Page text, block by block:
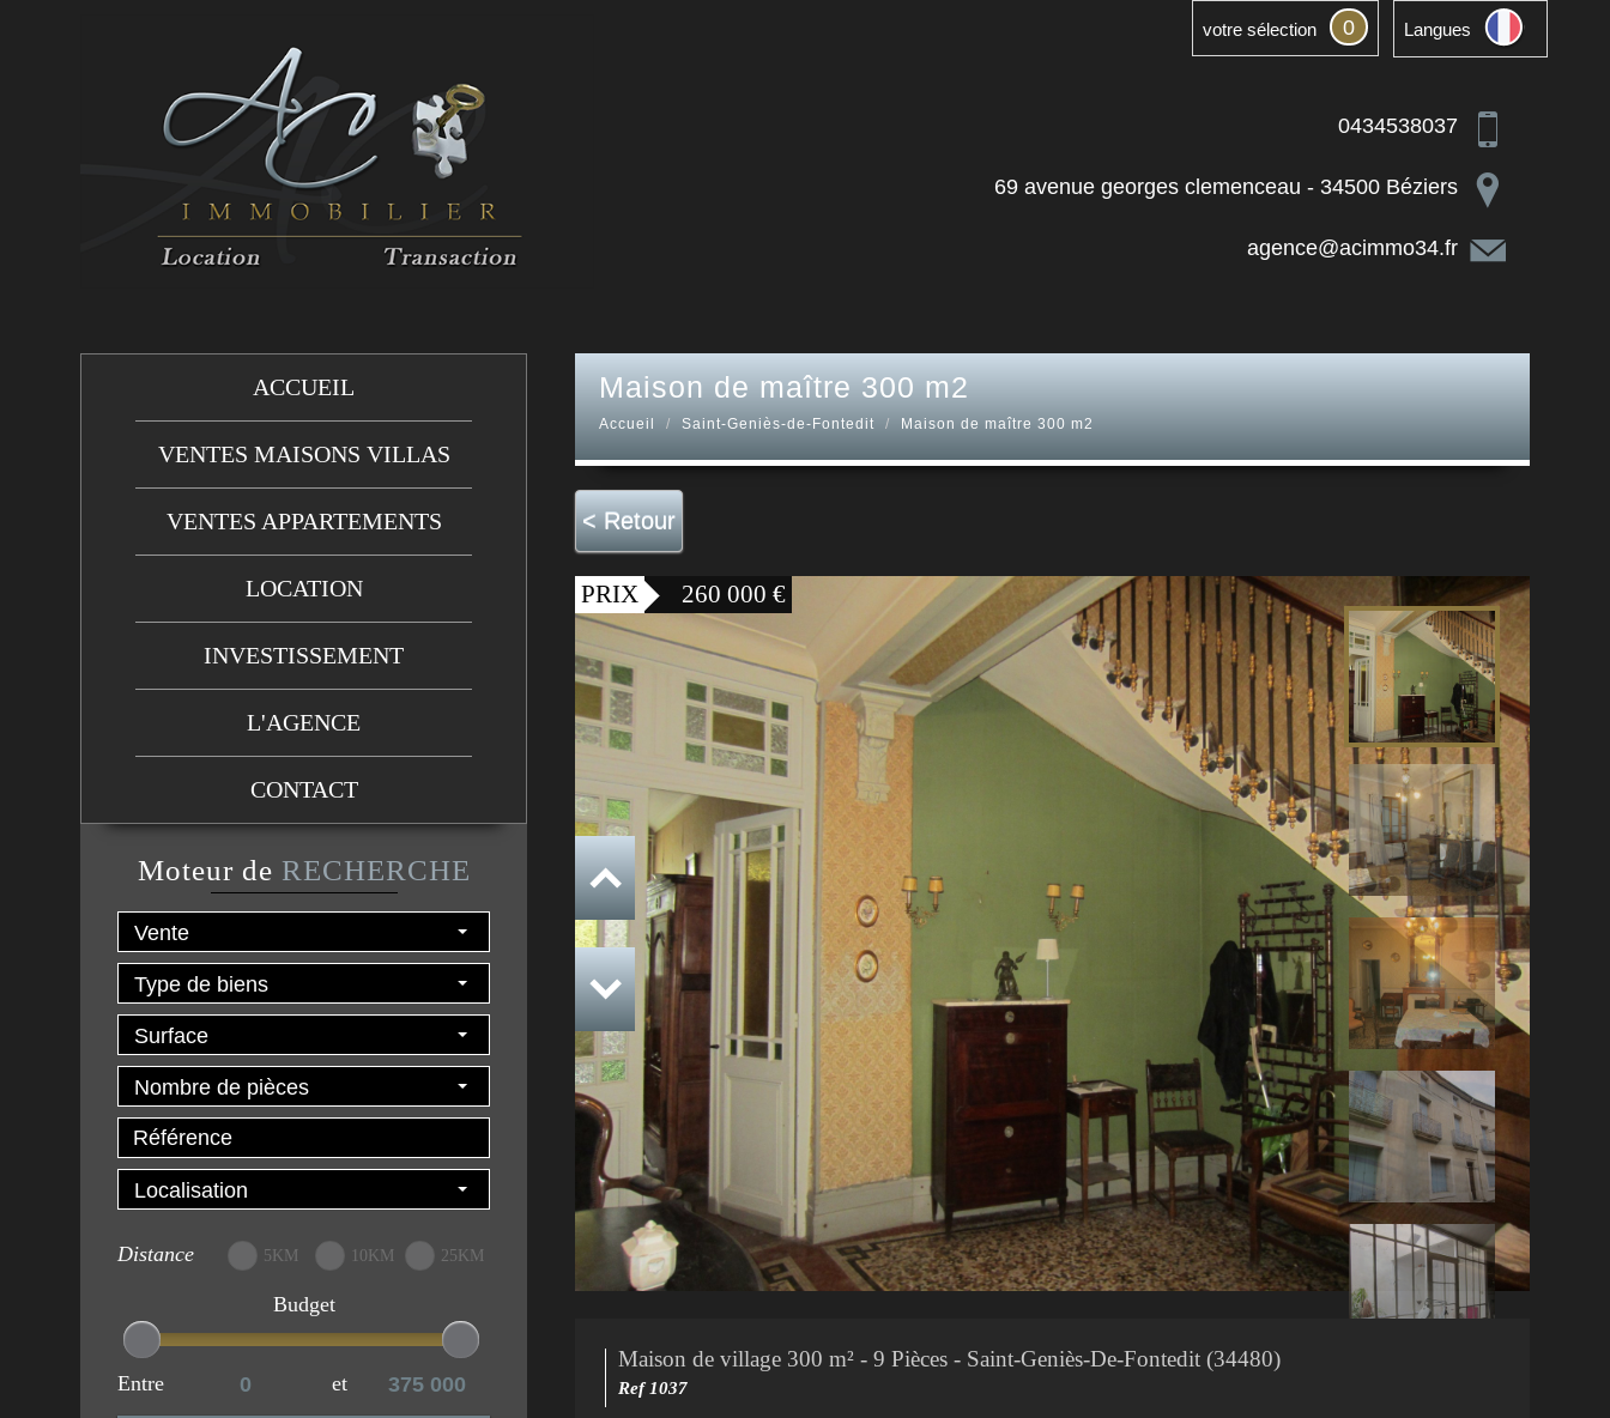
votre sélection 0 Langues
0434538037
69 avenue georges clemenceau - 34500 Béziers
agence@acimmo34.fr
ACCUEIL
VENTES MAISONS VILLAS
VENTES APPARTEMENTS
LOCATION
INVESTISSEMENT
L'AGENCE
CONTACT
Moteur de RECHERCHE
Vente
Type de biens
Surface
Nombre de pièces
Localisation
Distance 5KM 10KM 25KM
Budget
Entre et
maison de maître 300 m2
Accueil Saint-Geniès-de-Fontedit Maison de maître 300 m2
< Retour
PRIX 260 000 €
Maison de village 300 m² - 9 Pièces - Saint-Geniès-De-Fontedit (34480)
Ref 1037